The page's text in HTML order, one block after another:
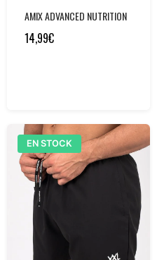
AMIX ADVANCED NUTRITION
14,99€
EN STOCK